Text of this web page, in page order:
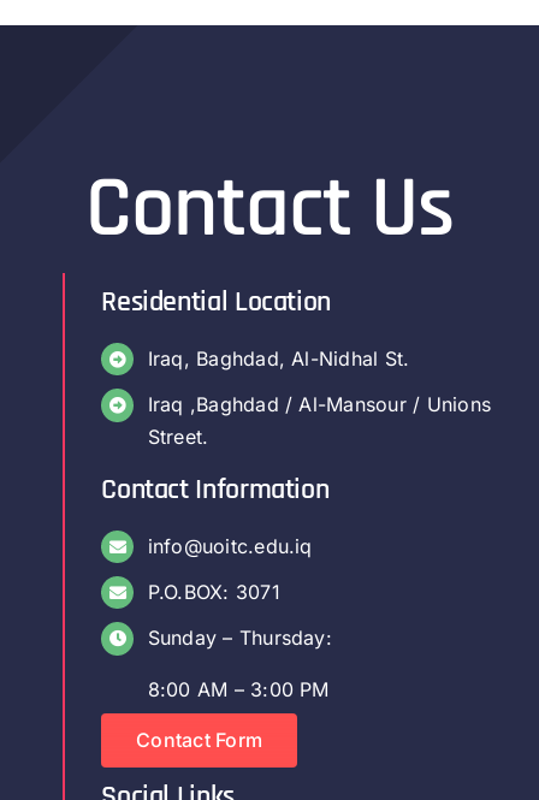
Contact Us
Residential Location
Iraq, Baghdad, Al-Nidhal St.
Iraq ,Baghdad / Al-Mansour / Unions
Street.
Contact Information
info@uoitc.edu.iq
P.O.BOX: 3071
Sunday – Thursday:
8:00 AM – 3:00 PM
Contact Form